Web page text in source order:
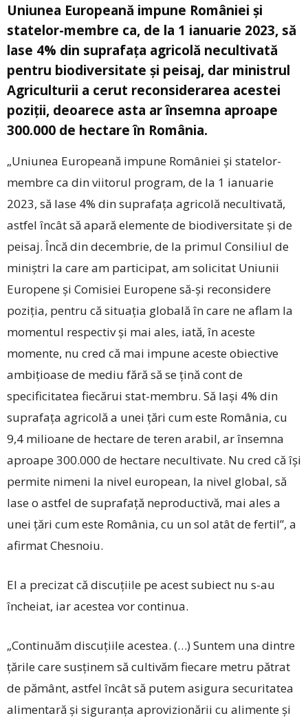
Uniunea Europeană impune României şi
statelor-membre ca, de la 1 ianuarie 2023, să
lase 4% din suprafaţa agricolă necultivată
pentru biodiversitate şi peisaj, dar ministrul
Agriculturii a cerut reconsiderarea acestei
poziţii, deoarece asta ar însemna aproape
300.000 de hectare în România.
„Uniunea Europeană impune României şi statelor-
membre ca din viitorul program, de la 1 ianuarie
2023, să lase 4% din suprafaţa agricolă necultivată,
astfel încât să apară elemente de biodiversitate şi de
peisaj. Încă din decembrie, de la primul Consiliul de
miniştri la care am participat, am solicitat Uniunii
Europene şi Comisiei Europene să-şi reconsidere
poziţia, pentru că situaţia globală în care ne aflam la
momentul respectiv şi mai ales, iată, în aceste
momente, nu cred că mai impune aceste obiective
ambiţioase de mediu fără să se ţină cont de
specificitatea fiecărui stat-membru. Să laşi 4% din
suprafaţa agricolă a unei ţări cum este România, cu
9,4 milioane de hectare de teren arabil, ar însemna
aproape 300.000 de hectare necultivate. Nu cred că îşi
permite nimeni la nivel european, la nivel global, să
lase o astfel de suprafaţă neproductivă, mai ales a
unei ţări cum este România, cu un sol atât de fertil”, a
afirmat Chesnoiu.
El a precizat că discuţiile pe acest subiect nu s-au
încheiat, iar acestea vor continua.
„Continuăm discuţiile acestea. (…) Suntem una dintre
ţările care susţinem să cultivăm fiecare metru pătrat
de pământ, astfel încât să putem asigura securitatea
alimentară şi siguranţa aprovizionării cu alimente şi